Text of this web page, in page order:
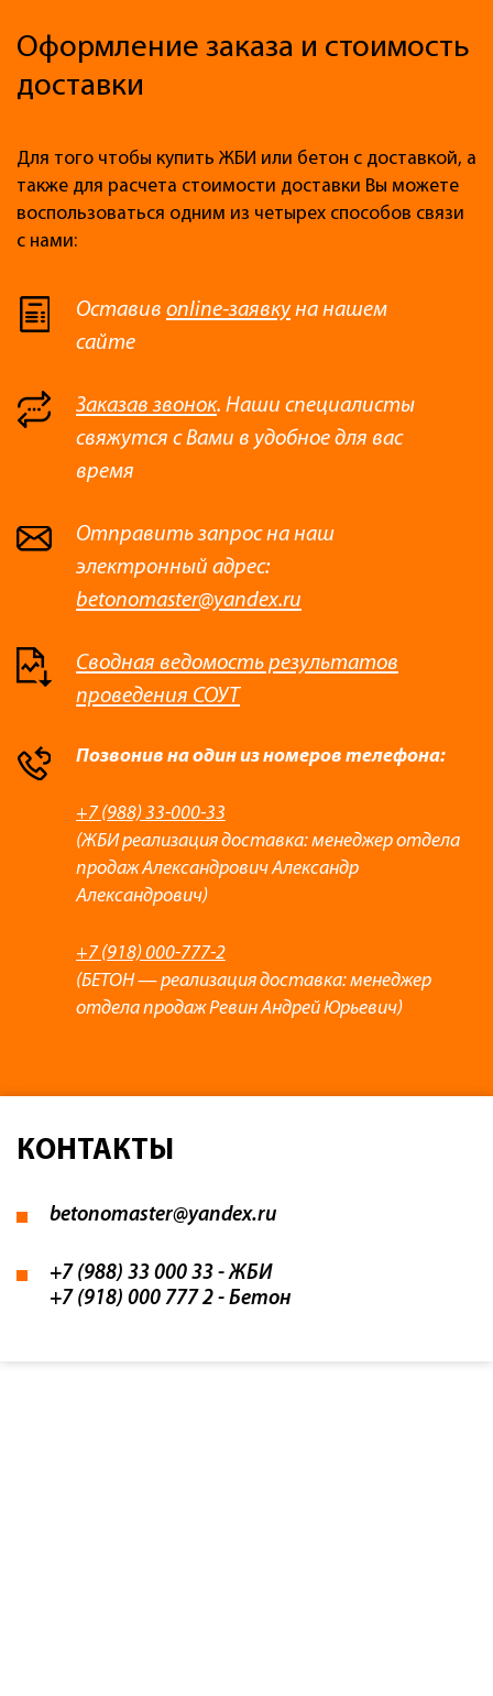
Оформление заказа и стоимость
доставки
Для того чтобы купить ЖБИ или бетон с доставкой, а
также для расчета стоимости доставки Вы можете
воспользоваться одним из четырех способов связи
с нами:
Оставив online-заявкуна нашем
сайте
Заказав звонок. Наши специалисты
свяжутся с Вами в удобное для вас
время
Отправить запрос на наш
электронный адрес:
betonomaster@yandex.ru
Сводная ведомость результатов
проведения СОУТ
Позвонив на один из номеров телефона:
+7 (988) 33-000-33
(ЖБИ реализация доставка: менеджер отдела
продаж Александрович Александр
Александрович)
+7 (918) 000-777-2
(БЕТОН — реализация доставка: менеджер
отдела продаж Ревин Андрей Юрьевич)
КОНТАКТЫ
betonomaster@yandex.ru
+7 (988) 33 000 33 - ЖБИ
+7 (918) 000 777 2 - Бетон